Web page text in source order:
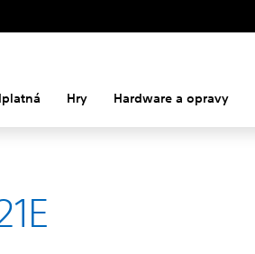
Hry Hardware a opravy